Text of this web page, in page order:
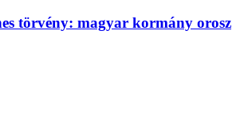
törvény: magyar kormány orosz